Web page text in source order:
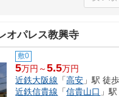
オパレス教興寺
敷0
5万円～5.5万円
近鉄大阪線 「高安 」駅 徒
近鉄信貴線 「信貴山口 」